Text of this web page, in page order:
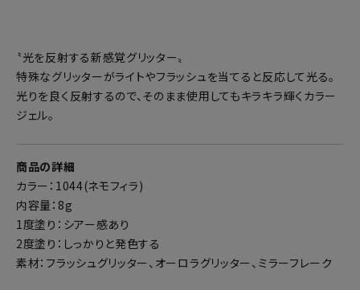
〝光を反射する新感覚グリッター〟
特殊なグリッターがライトやフラッシュを当てると反応して光る。
光りを良く反射するので、そのまま使用してもキラキラ輝くカラー
ジェル。
商品の詳細
カラー：1044(ネモフィラ)
内容量：8g
1度塗り：シアー感あり
2度塗り：しっかりと発色する
素材：フラッシュグリッター、オーロラグリッター、ミラーフレーク